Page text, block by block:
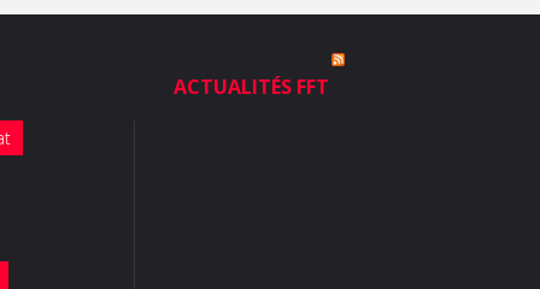
ACTUALITÉS FFT